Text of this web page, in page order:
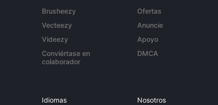
Brusheezy
Vecteezy
Videezy
Conviértase en
colaborador
Ofertas
Anuncie
Apoyo
DMCA
Idiomas Nosotros